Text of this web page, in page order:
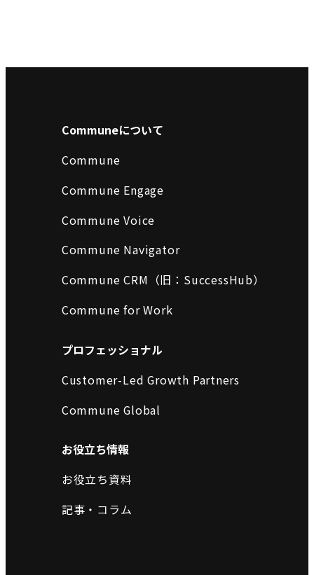
Communeについて
Commune
Commune Engage
Commune Voice
Commune Navigator
Commune CRM（旧：SuccessHub）
Commune for Work
プロフェッショナル
Customer-Led Growth Partners
Commune Global
お役立ち情報
お役立ち資料
記事・コラム